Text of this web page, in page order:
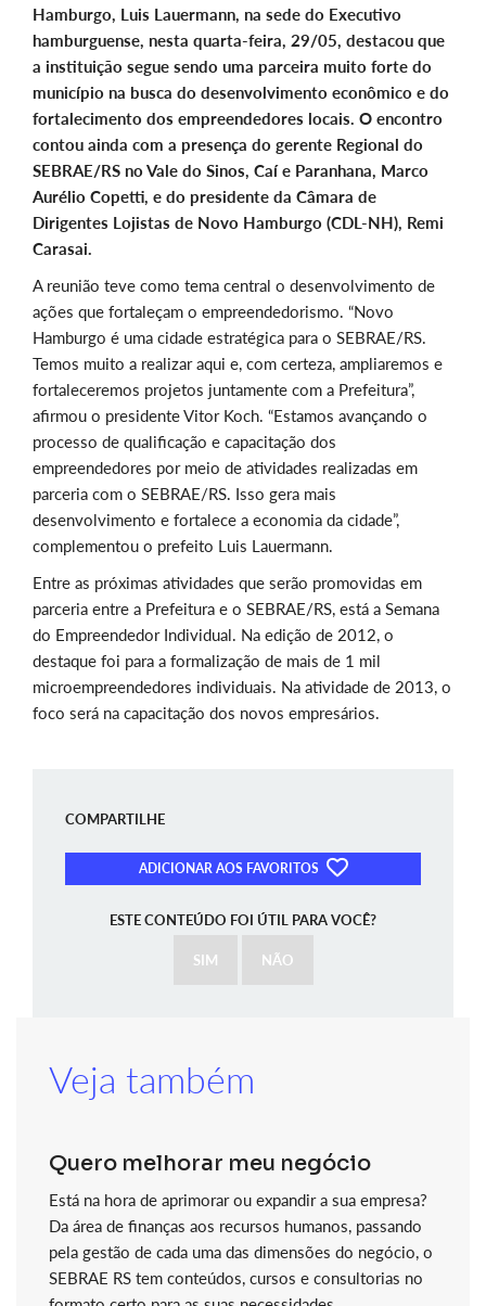
Hamburgo, Luis Lauermann, na sede do Executivo
hamburguense, nesta quarta-feira, 29/05, destacou que
a instituição segue sendo uma parceira muito forte do
município na busca do desenvolvimento econômico e do
fortalecimento dos empreendedores locais. O encontro
contou ainda com a presença do gerente Regional do
SEBRAE/RS no Vale do Sinos, Caí e Paranhana, Marco
Aurélio Copetti, e do presidente da Câmara de
Dirigentes Lojistas de Novo Hamburgo (CDL-NH), Remi
Carasai.
A reunião teve como tema central o desenvolvimento de
ações que fortaleçam o empreendedorismo. “Novo
Hamburgo é uma cidade estratégica para o SEBRAE/RS.
Temos muito a realizar aqui e, com certeza, ampliaremos e
fortaleceremos projetos juntamente com a Prefeitura”,
afirmou o presidente Vitor Koch. “Estamos avançando o
processo de qualificação e capacitação dos
empreendedores por meio de atividades realizadas em
parceria com o SEBRAE/RS. Isso gera mais
desenvolvimento e fortalece a economia da cidade”,
complementou o prefeito Luis Lauermann.
Entre as próximas atividades que serão promovidas em
parceria entre a Prefeitura e o SEBRAE/RS, está a Semana
do Empreendedor Individual. Na edição de 2012, o
destaque foi para a formalização de mais de 1 mil
microempreendedores individuais. Na atividade de 2013, o
foco será na capacitação dos novos empresários.
COMPARTILHE
ADICIONAR AOS FAVORITOS
ESTE CONTEÚDO FOI ÚTIL PARA VOCÊ?
SIM NÃO
Veja também
Quero melhorar meu negócio
Está na hora de aprimorar ou expandir a sua empresa?
Da área de finanças aos recursos humanos, passando
pela gestão de cada uma das dimensões do negócio, o
SEBRAE RS tem conteúdos, cursos e consultorias no